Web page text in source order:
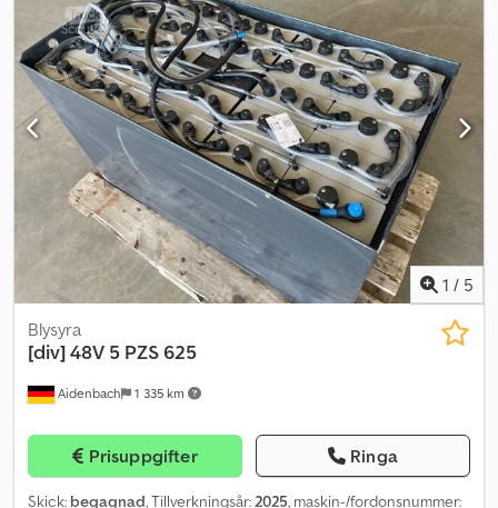
1 / 5
Aidenbach 1 335 km
Blysyra
[div]48V 5 PZS 625
Prisuppgifter Ringa
Skick: begagnad, Tillverkningsår:2025, maskin-/fordonsnummer: